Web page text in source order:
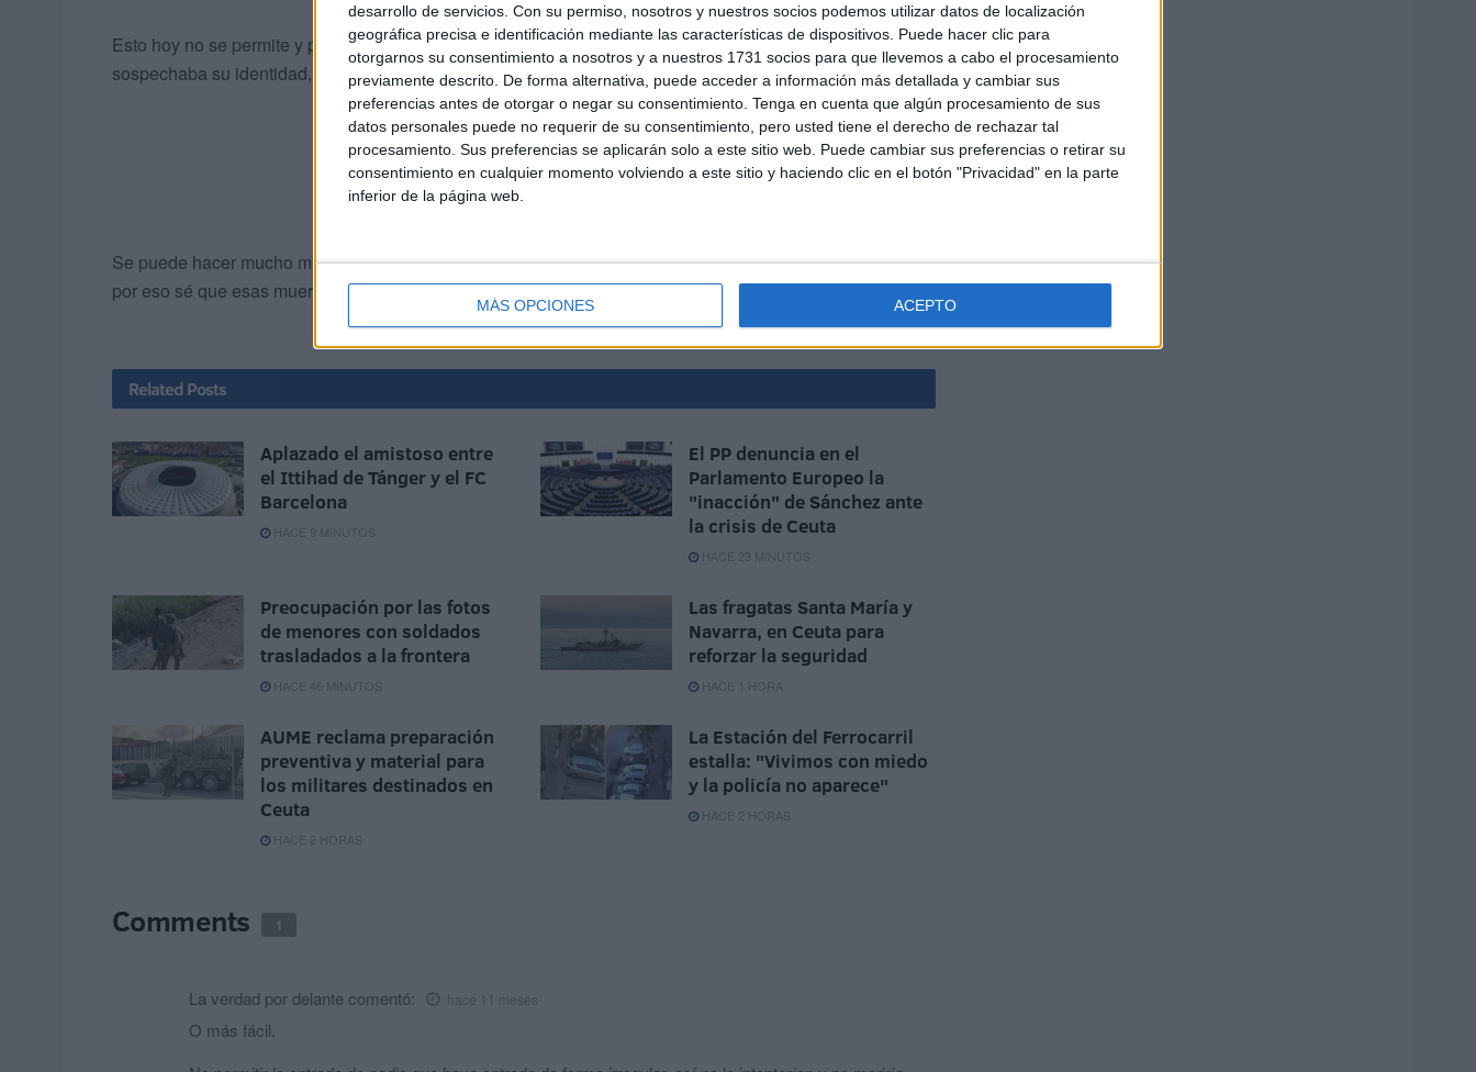
desarrollo de servicios. Con su permiso, nosotros y nuestros socios podemos utilizar datos de localización
geográfica precisa e identificación mediante las características de dispositivos. Puede hacer clic para
otorgarnos su consentimiento a nosotros y a nuestros 1731 socios para que llevemos a cabo el procesamiento
previamente descrito. De forma alternativa, puede acceder a información más detallada y cambiar sus
preferencias antes de otorgar o negar su consentimiento. Tenga en cuenta que algún procesamiento de sus
datos personales puede no requerir de su consentimiento, pero usted tiene el derecho de rechazar tal
procesamiento. Sus preferencias se aplicarán solo a este sitio web. Puede cambiar sus preferencias o retirar su
consentimiento en cualquier momento volviendo a este sitio y haciendo clic en el botón "Privacidad" en la parte
inferior de la página web.
MÁS OPCIONES ACEPTO
Esto hoy no se permite y por eso mismo han tenido que ser enterrados en Ceuta jóvenes de los que se
sospechaba su identidad, pero nunca pudo corroborarse por esas trabas.
Se puede hacer mucho más para dotar de dignidad todo lo que rodea esta auténtica tragedia. No se hace,
por eso sé que esas muertes importan lo mínimo. Lo justo, un minuto.
Related Posts
Aplazado el amistoso entre
el Ittihad de Tánger y el FC
Barcelona
HACE 9 MINUTOS
El PP denuncia en el
Parlamento Europeo la
"inacción" de Sánchez ante
la crisis de Ceuta
HACE 23 MINUTOS
Preocupación por las fotos
de menores con soldados
trasladados a la frontera
HACE 46 MINUTOS
Las fragatas Santa María y
Navarra, en Ceuta para
reforzar la seguridad
HACE 1 HORA
AUME reclama preparación
preventiva y material para
los militares destinados en
Ceuta
HACE 2 HORAS
La Estación del Ferrocarril
estalla: "Vivimos con miedo
y la policía no aparece"
HACE 2 HORAS
Comments 1
La verdad por delante comentó: hace 11 meses
O más fácil.